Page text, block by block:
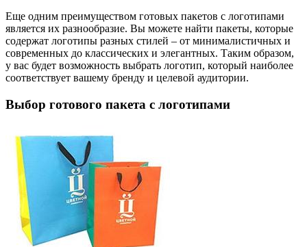
Еще одним преимуществом готовых пакетов с логотипами
является их разнообразие. Вы можете найти пакеты, которые
содержат логотипы разных стилей – от минималистичных и
современных до классических и элегантных. Таким образом,
у вас будет возможность выбрать логотип, который наиболее
соответствует вашему бренду и целевой аудитории.
Выбор готового пакета с логотипами